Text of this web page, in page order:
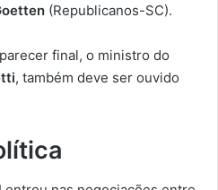
(Republicanos-SC).
final, o ministro do
, também deve ser ouvido